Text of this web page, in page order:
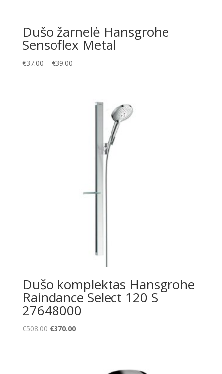
Dušo žarnelė Hansgrohe
Sensoflex Metal
€37.00 – €39.00Price
Dušo komplektas Hansgrohe
Raindance Select 120 S
27648000
€508.00 Original
€370.00Current